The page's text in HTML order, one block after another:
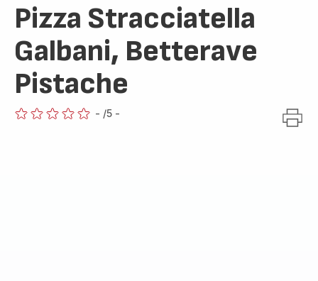
Pizza Stracciatella
Galbani, Betterave
Pistache
- /5 -